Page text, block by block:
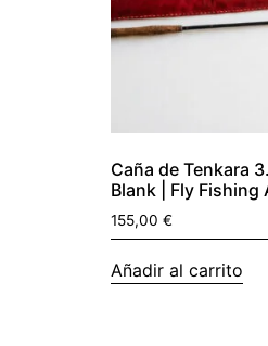
Caña de Tenkara
Blank | Fly Fishing
155,00 €
Añadir al carrito